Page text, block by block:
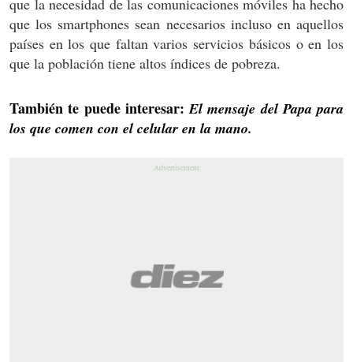
que la necesidad de las comunicaciones móviles ha hecho
que los smartphones sean necesarios incluso en aquellos
países en los que faltan varios servicios básicos o en los
que la población tiene altos índices de pobreza.
También te puede interesar:El mensaje del Papa para
los que comen con el celular en la mano.